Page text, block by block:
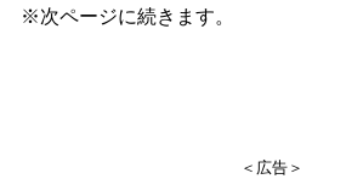
※次ページに続きます。
＜広告＞